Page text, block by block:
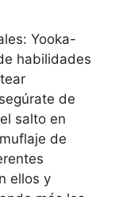
Yooka-
habilidades
de
salto en
de
ellos y